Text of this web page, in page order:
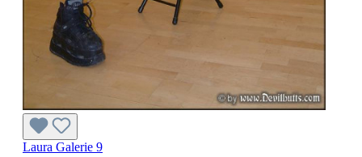
Laura Galerie 9